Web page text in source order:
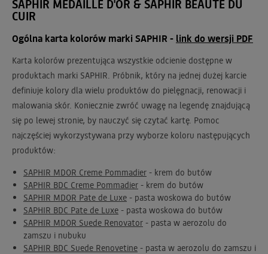
SAPHIR MEDAILLE D'OR & SAPHIR BEAUTE DU
CUIR
Ogólna karta kolorów marki SAPHIR - link do wersji PDF
Karta kolorów prezentująca wszystkie odcienie dostępne w
produktach marki SAPHIR. Próbnik, który na jednej dużej karcie
definiuje kolory dla wielu produktów do pielęgnacji, renowacji i
malowania skór. Koniecznie zwróć uwagę na legendę znajdującą
się po lewej stronie, by nauczyć się czytać kartę. Pomoc
najczęściej wykorzystywana przy wyborze koloru następujących
produktów:
SAPHIR MDOR Creme Pommadier - krem do butów
SAPHIR BDC Creme Pommadier - krem do butów
SAPHIR MDOR Pate de Luxe - pasta woskowa do butów
SAPHIR BDC Pate de Luxe - pasta woskowa do butów
SAPHIR MDOR Suede Renovator - pasta w aerozolu do
zamszu i nubuku
SAPHIR BDC Suede Renovetine - pasta w aerozolu do zamszu i